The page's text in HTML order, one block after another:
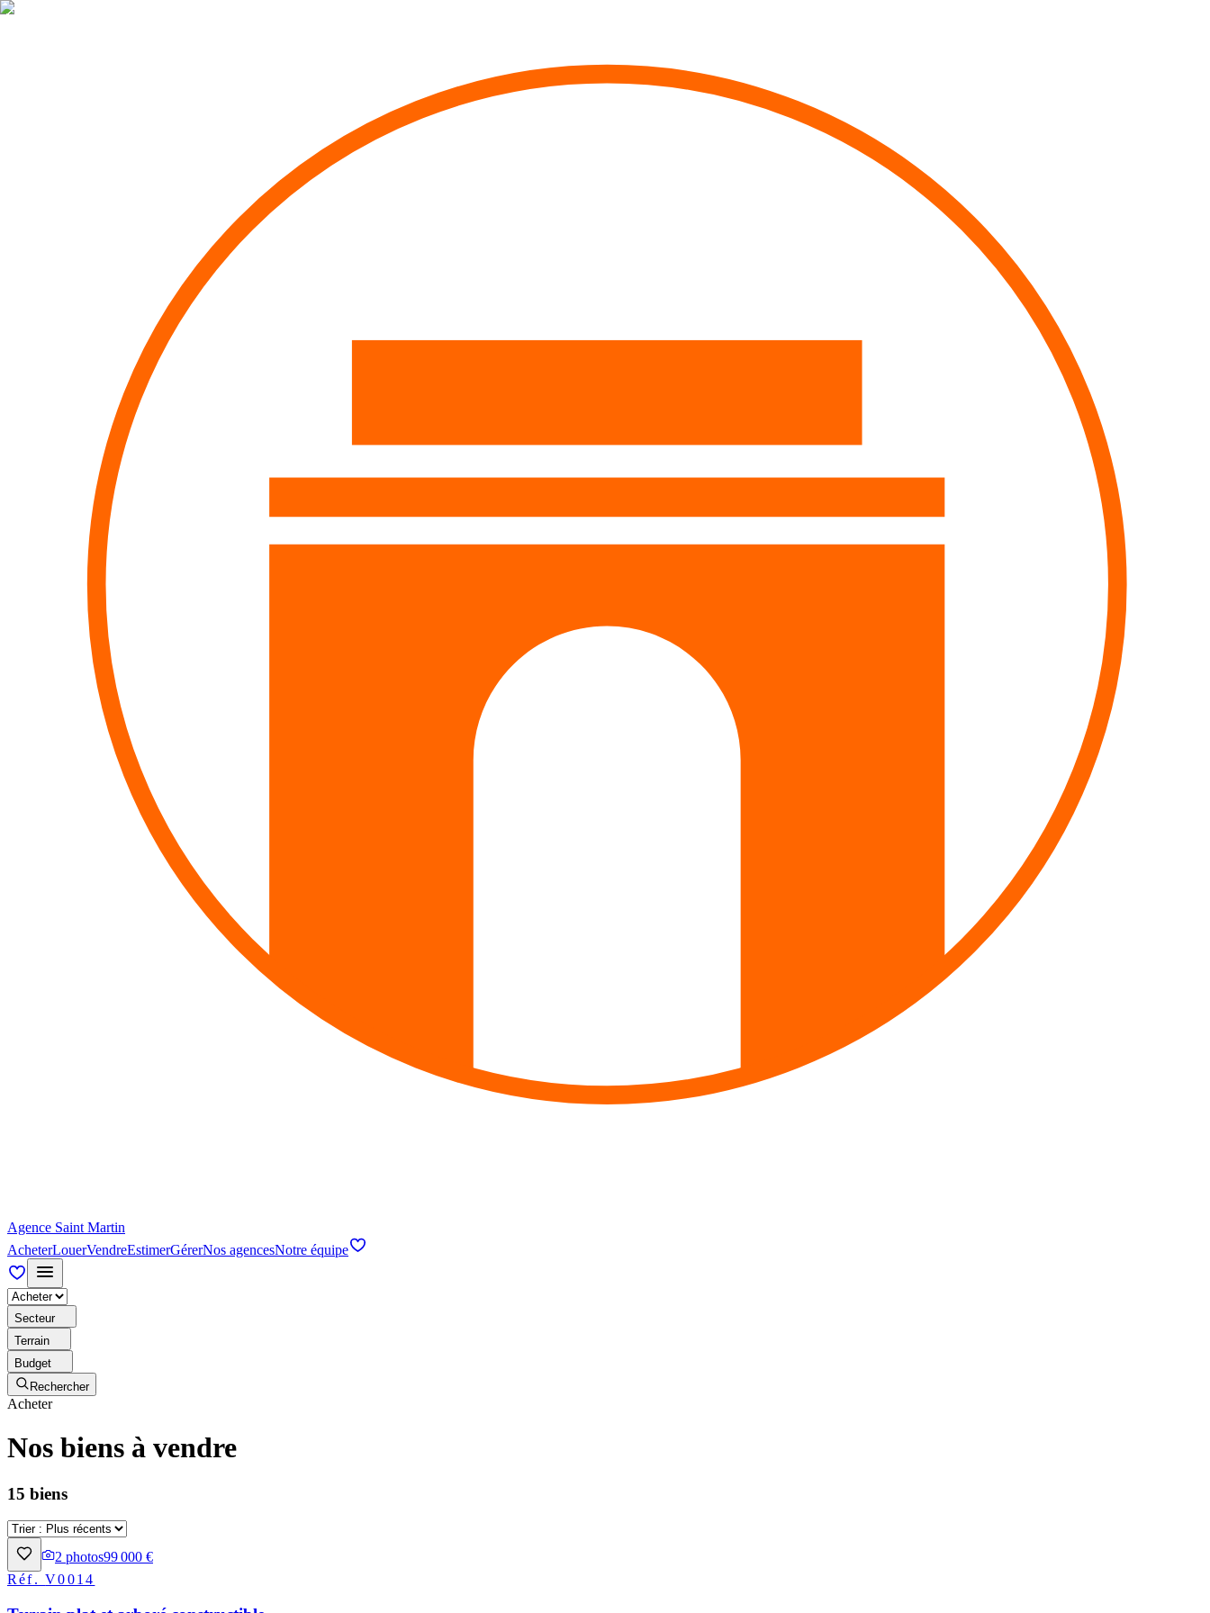
Agence Saint Martin
AcheterLouerVendreEstimerGérerNos agencesNotre équipe
Secteur
Terrain
Budget
Rechercher
Acheter
Nos biens à vendre
15 biens
2 photos99 000 €
Réf.V0014